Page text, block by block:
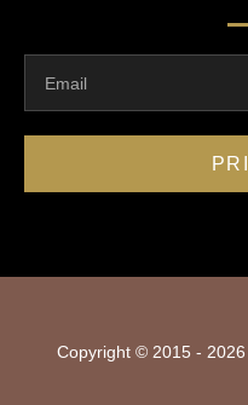
Copyright © 2015 -